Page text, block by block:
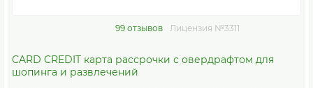
99 отзывов Лицензия №3311
CARD CREDIT карта рассрочки с овердрафтом для
шопинга и развлечений